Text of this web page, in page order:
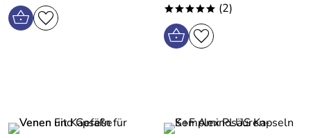
***** (2)